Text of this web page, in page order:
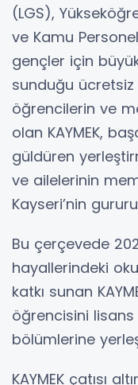
(LGS),
ve Kamu
gençler için
sunduğu
öğrencilerin ve
olan KAYMEK,
güldüren
ve ailelerinin
Kayseri’nin
Bu çerçevede
hayallerindeki
katkı sunan
öğrencisini
bölümlerine
KAYMEK çatısı